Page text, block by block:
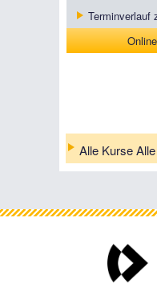
Terminverlauf
Alle Kurse